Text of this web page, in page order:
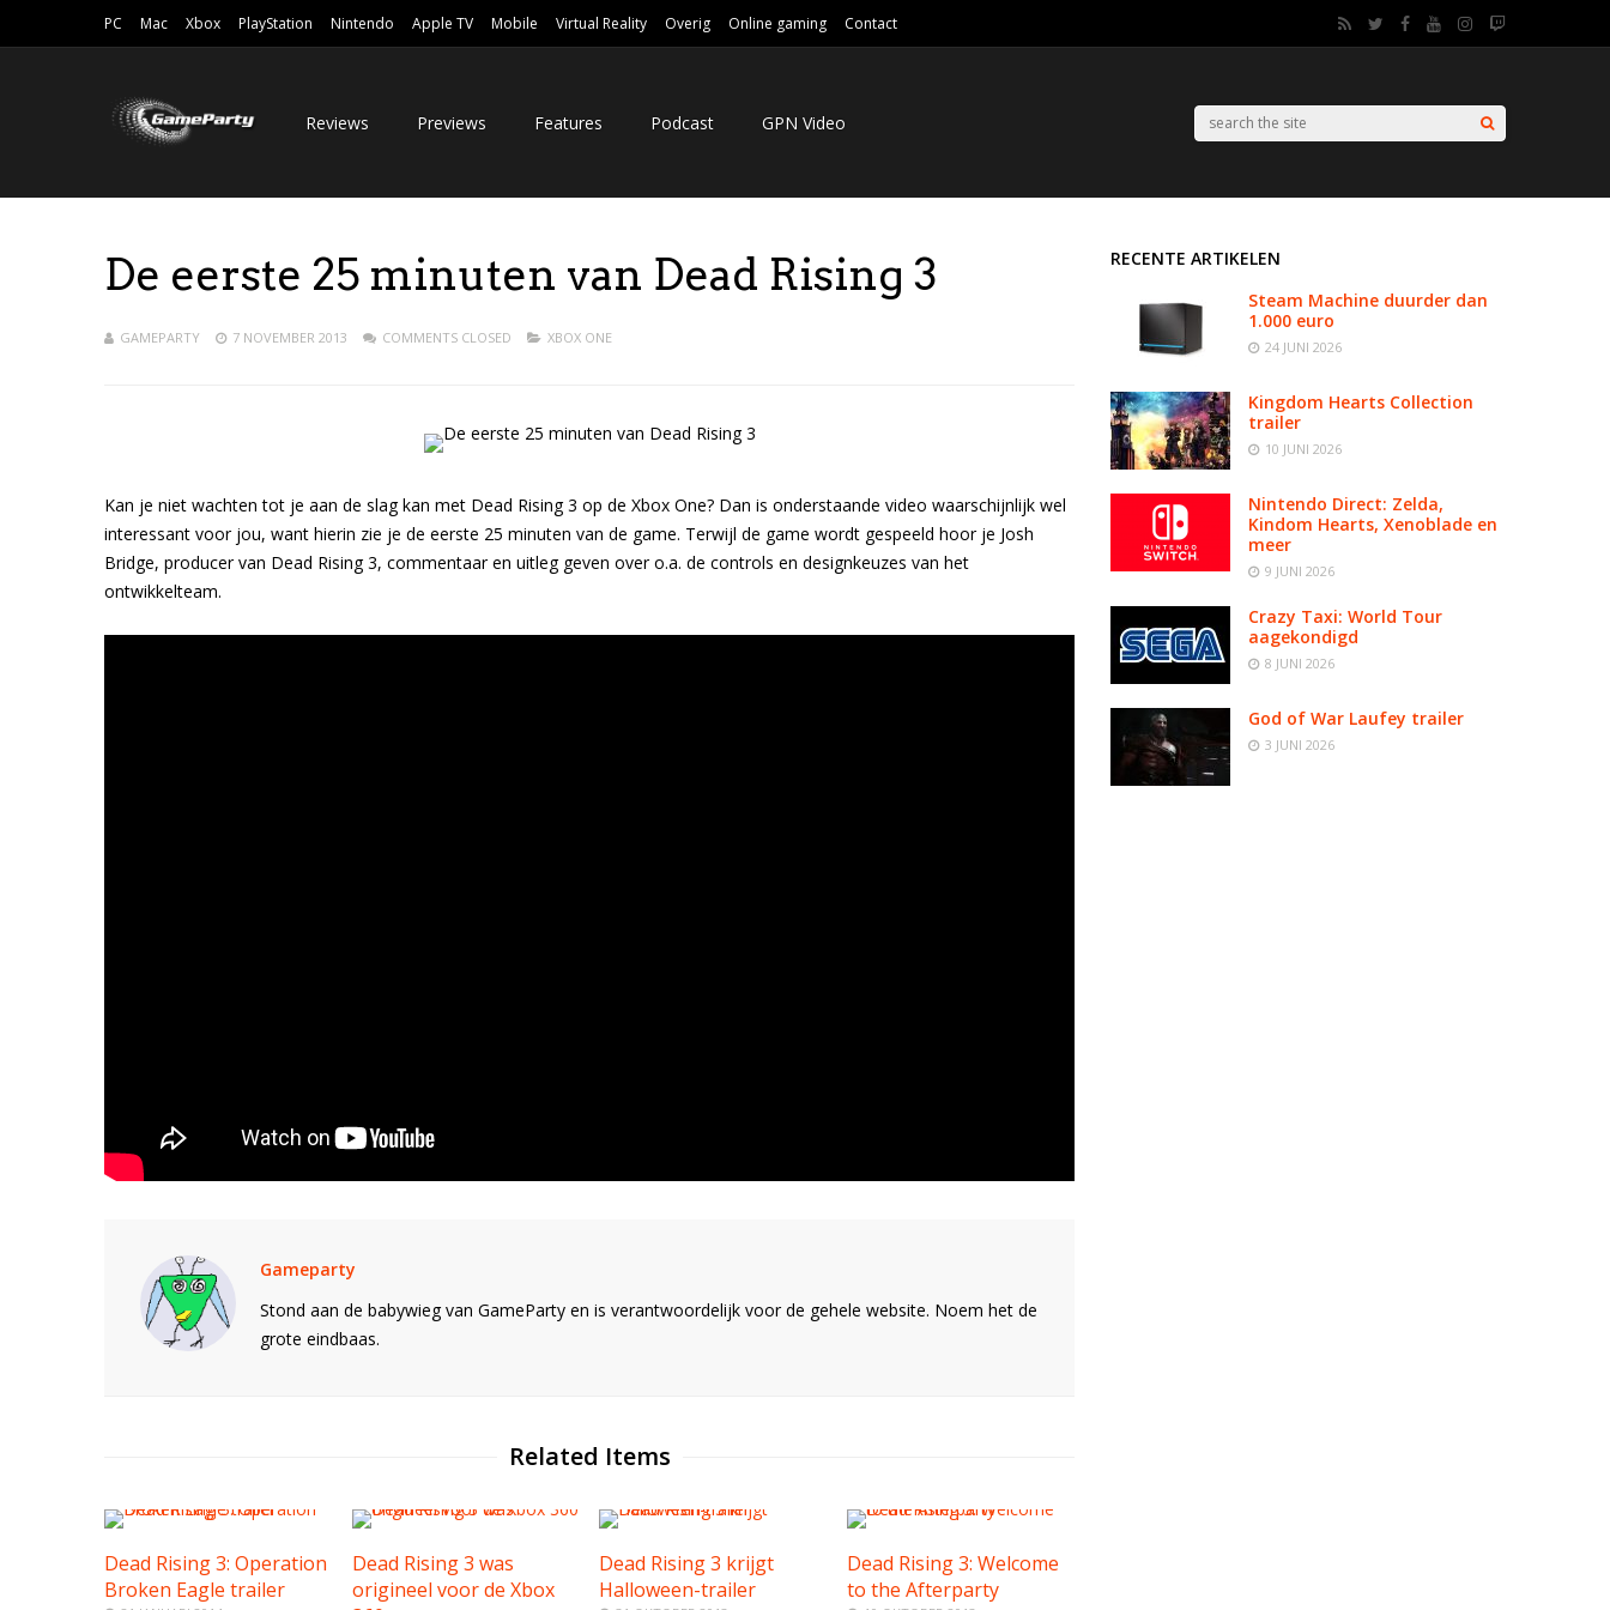
PC Mac Xbox PlayStation Nintendo Apple TV Mobile Virtual Reality Overig Online gaming Contact
Reviews Previews Features Podcast GPN Video
De eerste 25 minuten van Dead Rising 3
GAMEPARTY 7 NOVEMBER 2013 COMMENTS CLOSED XBOX ONE
Kan je niet wachten tot je aan de slag kan met Dead Rising 3 op de Xbox One? Dan is onderstaande video waarschijnlijk wel
interessant voor jou, want hierin zie je de eerste 25 minuten van de game. Terwijl de game wordt gespeeld hoor je Josh
Bridge, producer van Dead Rising 3, commentaar en uitleg geven over o.a. de controls en designkeuzes van het
ontwikkelteam.
Gameparty
Stond aan de babywieg van GameParty en is verantwoordelijk voor de gehele website. Noem het de
grote eindbaas.
Related Items
Dead Rising 3: Operation
Broken Eagle trailer
Dead Rising 3 was
origineel voor de Xbox
Dead Rising 3 krijgt
Halloween-trailer
Dead Rising 3: Welcome
to the Afterparty
RECENTE ARTIKELEN
Steam Machine duurder dan
1.000 euro
24 JUNI 2026
Kingdom Hearts Collection
trailer
10 JUNI 2026
Nintendo Direct: Zelda,
Kindom Hearts, Xenoblade en
meer
9 JUNI 2026
Crazy Taxi: World Tour
aagekondigd
8 JUNI 2026
God of War Laufey trailer
3 JUNI 2026